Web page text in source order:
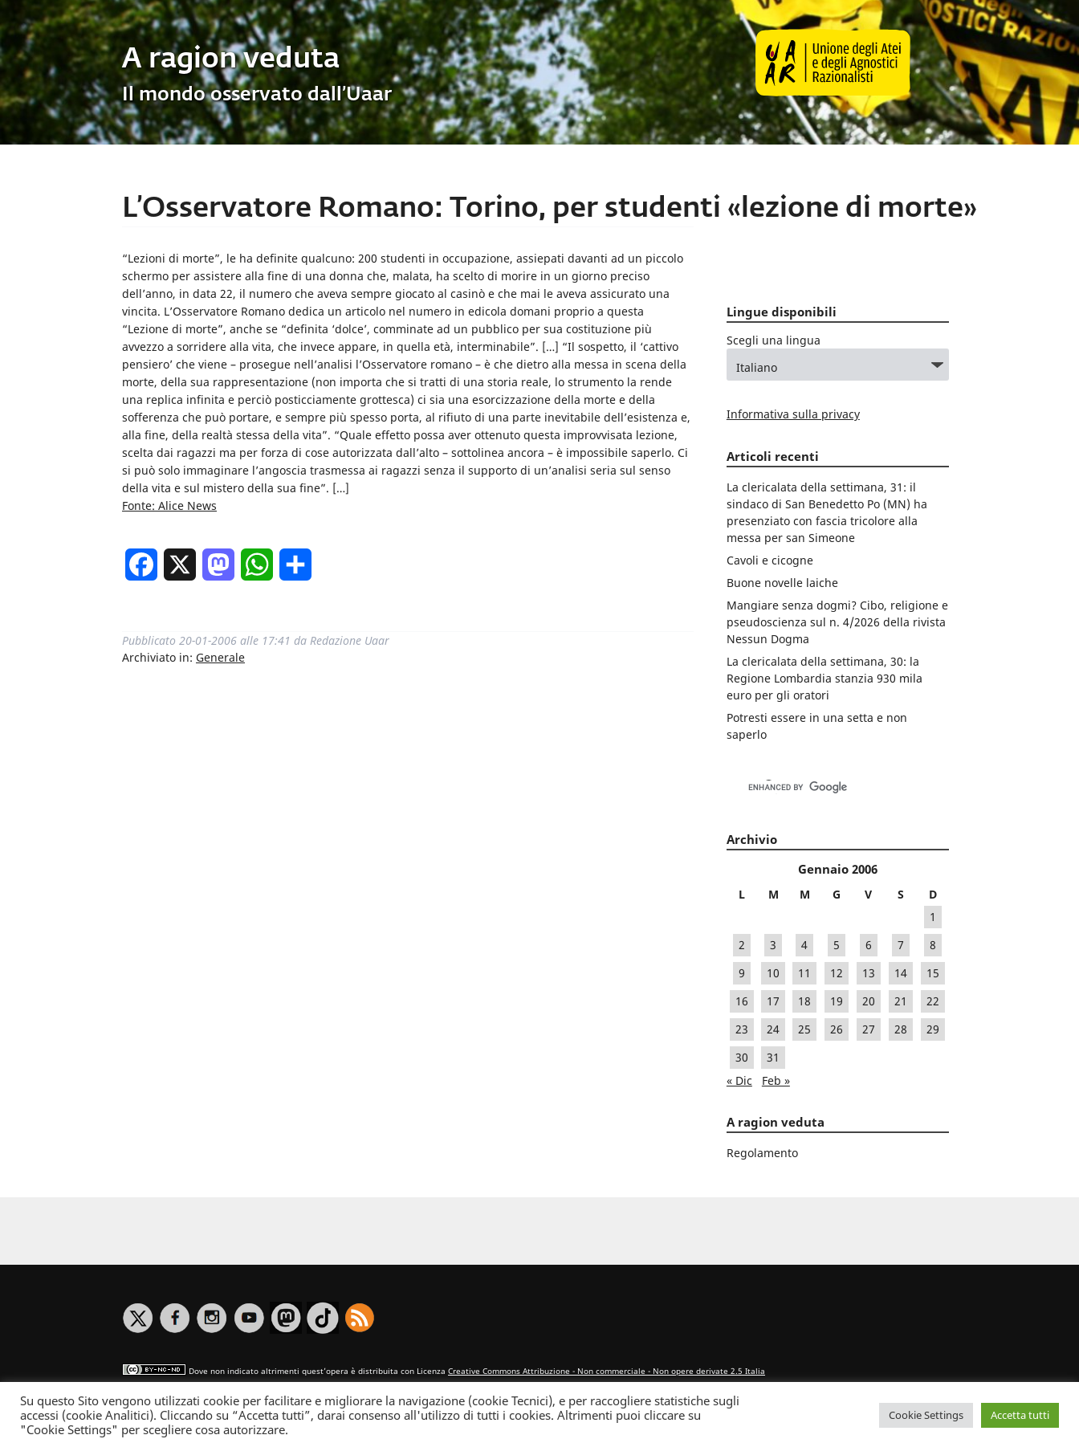
A ragion veduta
Il mondo osservato dall’Uaar
L’Osservatore Romano: Torino, per studenti «lezione di morte»
“Lezioni di morte”, le ha definite qualcuno: 200 studenti in occupazione, assiepati davanti ad un piccolo
schermo per assistere alla fine di una donna che, malata, ha scelto di morire in un giorno preciso
dell’anno, in data 22, il numero che aveva sempre giocato al casinò e che mai le aveva assicurato una
vincita. L’Osservatore Romano dedica un articolo nel numero in edicola domani proprio a questa
“Lezione di morte”, anche se “definita ‘dolce’, comminate ad un pubblico per sua costituzione più
avvezzo a sorridere alla vita, che invece appare, in quella età, interminabile”. […] “Il sospetto, il ‘cattivo
pensiero’ che viene – prosegue nell’analisi l’Osservatore romano – è che dietro alla messa in scena della
morte, della sua rappresentazione (non importa che si tratti di una storia reale, lo strumento la rende
una replica infinita e perciò posticciamente grottesca) ci sia una esorcizzazione della morte e della
sofferenza che può portare, e sempre più spesso porta, al rifiuto di una parte inevitabile dell’esistenza e,
alla fine, della realtà stessa della vita”. “Quale effetto possa aver ottenuto questa improvvisata lezione,
scelta dai ragazzi ma per forza di cose autorizzata dall’alto – sottolinea ancora – è impossibile saperlo. Ci
si può solo immaginare l’angoscia trasmessa ai ragazzi senza il supporto di un’analisi seria sul senso
della vita e sul mistero della sua fine”. […]
Fonte: Alice News
Facebook MastodonWhatsApp
Pubblicato 20-01-2006 alle 17:41 da Redazione Uaar
Archiviato in: Generale
Lingue disponibili
Scegli una lingua
Informativa sulla privacy
Articoli recenti
La clericalata della settimana, 31: il
sindaco di San Benedetto Po (MN) ha
presenziato con fascia tricolore alla
messa per san Simeone
Cavoli e cicogne
Buone novelle laiche
Mangiare senza dogmi? Cibo, religione e
pseudoscienza sul n. 4/2026 della rivista
Nessun Dogma
La clericalata della settimana, 30: la
Regione Lombardia stanzia 930 mila
euro per gli oratori
Potresti essere in una setta e non
saperlo
Archivio
Gennaio 2006
L M M G V S
D
1
2
3 4 5 6 7
8
9
10 11 12 13 14
15
16
17 18 19 20 21
22
23
24 25 26 27 28
29
30
31
« Dic
Feb »
A ragion veduta
Regolamento
Dove non indicato altrimenti quest’opera è distribuita con Licenza Creative Commons Attribuzione - Non commerciale - Non opere derivate 2.5 Italia
Informativa sulla privacy
Su questo Sito vengono utilizzati cookie per facilitare e migliorare la navigazione (cookie Tecnici), e per raccogliere statistiche sugli
accessi (cookie Analitici). Cliccando su “Accetta tutti”, darai consenso all'utilizzo di tutti i cookies. Altrimenti puoi cliccare su
"Cookie Settings" per scegliere cosa autorizzare.
Cookie Settings Accetta tutti